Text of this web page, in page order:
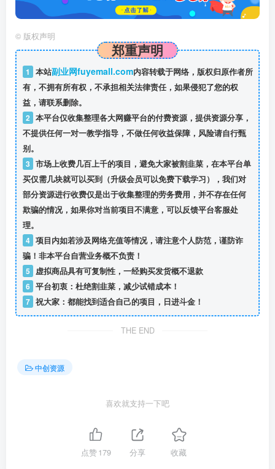
© 版权声明
郑重声明
1 本站副业网fuyemall.com内容转载于网络，版权归原作者所
有，不拥有所有权，不承担相关法律责任，如果侵犯了您的权
益，请联系删除。
2 本平台仅收集整理各大网赚平台的付费资源，提供资源分享，
不提供任何一对一教学指导，不做任何收益保障，风险请自行甄
别。
3 市场上收费几百上千的项目，避免大家被割韭菜，在本平台单
买仅需几块就可以买到（升级会员可以免费下载学习），我们对
部分资源进行收费仅是出于收集整理的劳务费用，并不存在任何
欺骗的情况，如果你对当前项目不满意，可以反馈平台客服处
理。
4 项目内如若涉及网络充值等情况，请注意个人防范，谨防诈
骗！非本平台自营业务概不负责！
5
虚拟商品具有可复制性，一经购买发货概不退款
6 平台初衷：杜绝割韭菜，减少试错成本！
7 祝大家：都能找到适合自己的项目，日进斗金！
THE END
中创资源
喜欢就支持一下吧
点赞179 分享 收藏